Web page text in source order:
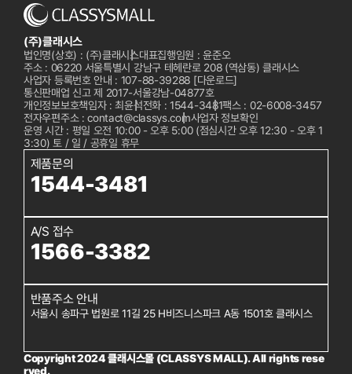
(주)클래시스
법인명(상호) : (주)클래시스대표집행임원 : 윤준오
주소 : 06220 서울특별시 강남구 테헤란로 208 (역삼동) 클래시스
사업자 등록번호 안내 : 107-88-39288 [다운로드]
통신판매업 신고 제 2017-서울강남-04877호
개인정보보호책임자 : 최윤석전화 : 1544-3481팩스 : 02-6008-3457
전자우편주소 : contact@classys.com사업자 정보확인
운영 시간 : 평일 오전 10:00 - 오후 5:00 (점심시간 오후 12:30 - 오후 1
3:30) 토 / 일 / 공휴일 휴무
제품문의
1544-3481
A/S 접수
1566-3382
반품주소 안내
서울시 송파구 법원로 11길 25 H비즈니스파크 A동 1501호 클래시스
Copyright 2024 클래시스몰 (CLASSYS MALL). All rights rese
rved.